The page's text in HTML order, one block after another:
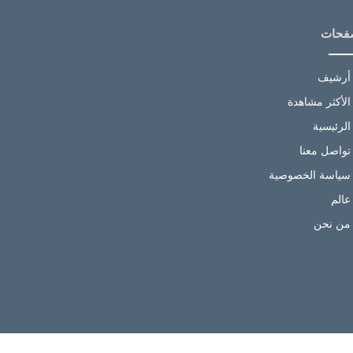
أرشيف
الأكثر مشاهدة
الرئيسية
تواصل معنا
سياسة الخصوصية
عالم
من نحن